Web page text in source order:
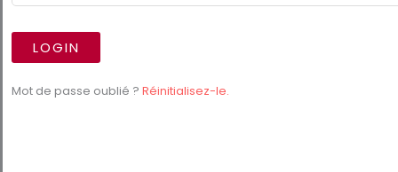
Mot de passe oublié ? Réinitialisez-le.